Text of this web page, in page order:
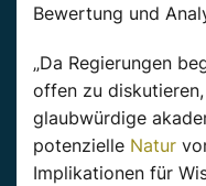
Bewertung und
„Da Regierungen
offen zu
glaubwürdige
potenzielle Natur
Implikationen für